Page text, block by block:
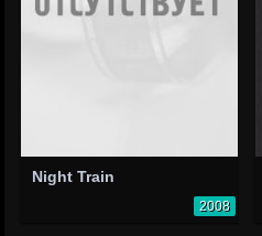
Night Train
2008